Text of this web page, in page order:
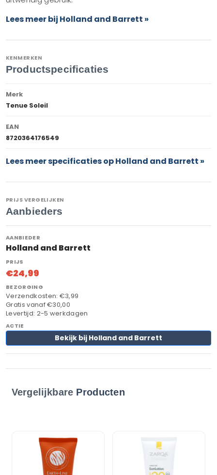
Lees meer bij Holland and Barrett »
KENMERKEN
Productspecificaties
Merk
Tenue Soleil
EAN
8720364176549
Lees meer specificaties op Holland and Barrett »
PRIJS VERGELIJKEN
Aanbieders
Holland and Barrett
€24,99
Verzendkosten: €3,99
Gratis vanaf €30,00
Levertijd: 2-5 werkdagen
Bekijk bij Holland and Barrett
Vergelijkbare Producten